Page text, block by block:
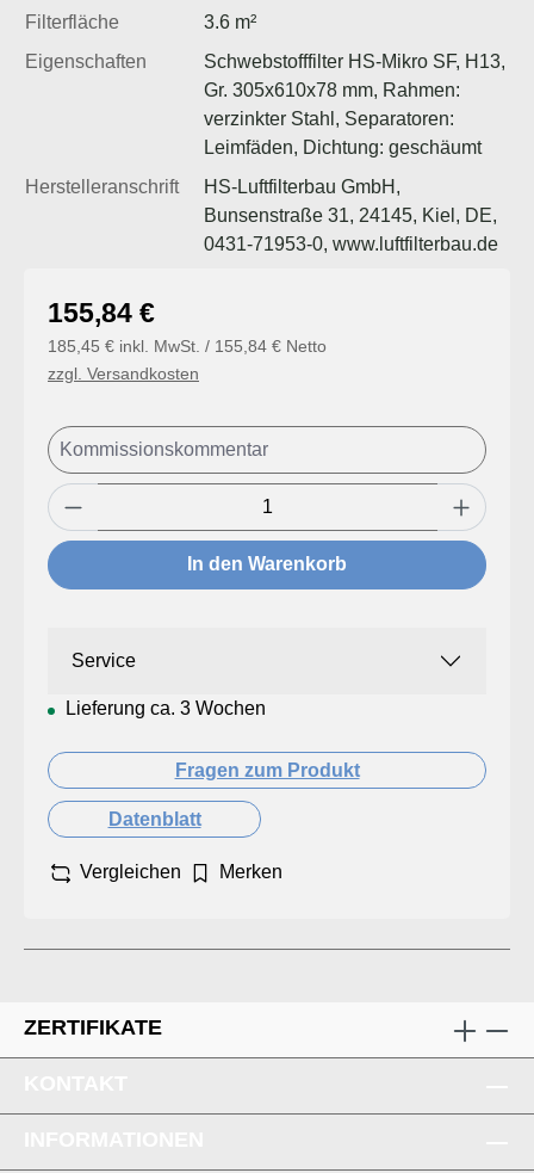
Filterfläche
3.6 m²
Eigenschaften
Schwebstofffilter HS-Mikro SF, H13,
Gr. 305x610x78 mm, Rahmen:
verzinkter Stahl, Separatoren:
Leimfäden, Dichtung: geschäumt
Herstelleranschrift
HS-Luftfilterbau GmbH,
Bunsenstraße 31, 24145, Kiel, DE,
0431-71953-0, www.luftfilterbau.de
Regulärer Preis:
155,84 €
185,45 € inkl. MwSt. / 155,84 € Netto
zzgl. Versandkosten
Produkt Anzahl: Gib den gewünschten
In den Warenkorb
Service
Lieferung ca. 3 Wochen
Fragen zum Produkt
Datenblatt
Vergleichen Merken
ZERTIFIKATE